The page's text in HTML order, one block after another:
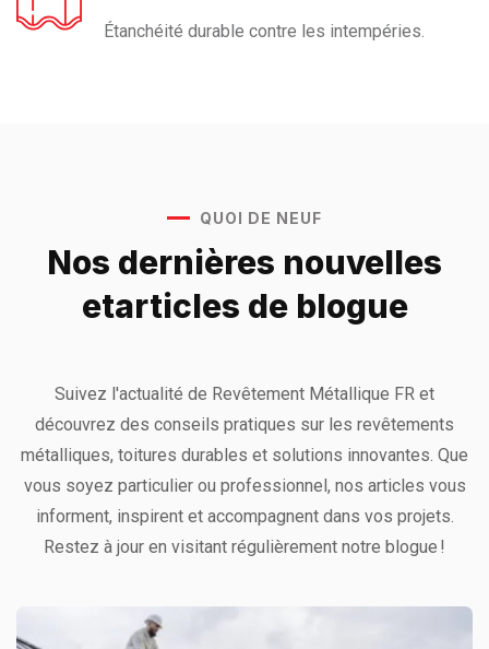
Étanchéité durable contre les intempéries.
QUOI DE NEUF
Nos dernières nouvelles
etarticles de blogue
Suivez l'actualité de Revêtement Métallique FR et
découvrez des conseils pratiques sur les revêtements
métalliques, toitures durables et solutions innovantes. Que
vous soyez particulier ou professionnel, nos articles vous
informent, inspirent et accompagnent dans vos projets.
Restez à jour en visitant régulièrement notre blogue !